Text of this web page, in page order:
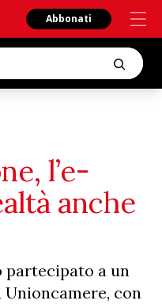
Abbonati
l’e-
anche
partecipato a un
con